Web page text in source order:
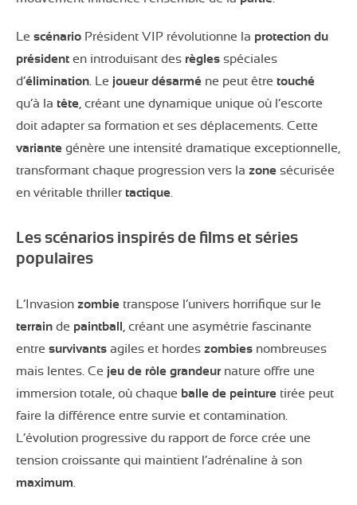
Le scénario Président VIP révolutionne la protection du
président en introduisant des règles spéciales
d’élimination . Le joueur désarmé ne peut être touché
qu’à la tête , créant une dynamique unique où l’escorte
doit adapter sa formation et ses déplacements. Cette
variante génère une intensité dramatique exceptionnelle,
transformant chaque progression vers la zone sécurisée
en véritable thriller tactique
Les scénarios inspirés de films et séries
populaires
L’Invasion zombie transpose l’univers horrifique sur le
terrain de paintball , créant une asymétrie fascinante
entre survivants agiles et hordes zombies nombreuses
mais lentes. Ce jeu de rôle grandeurnature offre une
immersion totale, où chaque balle de peinture tirée peut
faire la différence entre survie et contamination.
L’évolution progressive du rapport de force crée une
tension croissante qui maintient l’adrénaline à son
maximum